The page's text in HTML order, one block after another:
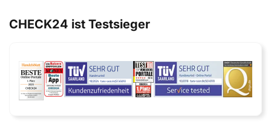
CHECK24 ist Testsieger